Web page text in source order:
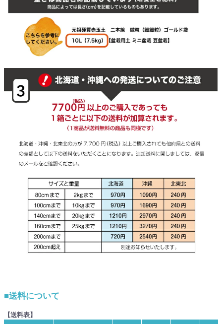
■送料について
【送料表】